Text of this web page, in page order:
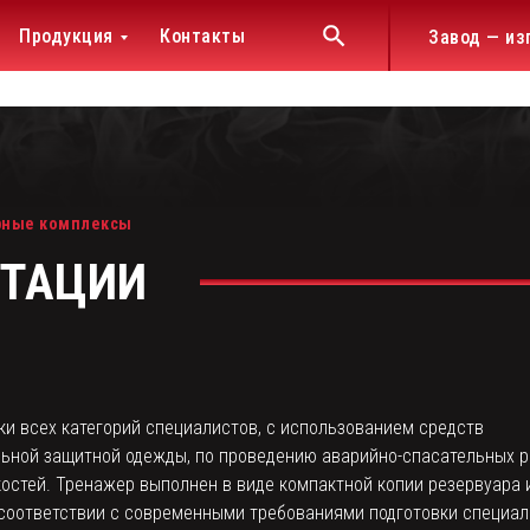
Завод —
Продукция Контакты
комплексы
всех категорий специалистов, с использованием средств
защитной одежды, по проведению аварийно-спасательных
Тренажер выполнен в виде компактной копии резервуара
с современными требованиями подготовки